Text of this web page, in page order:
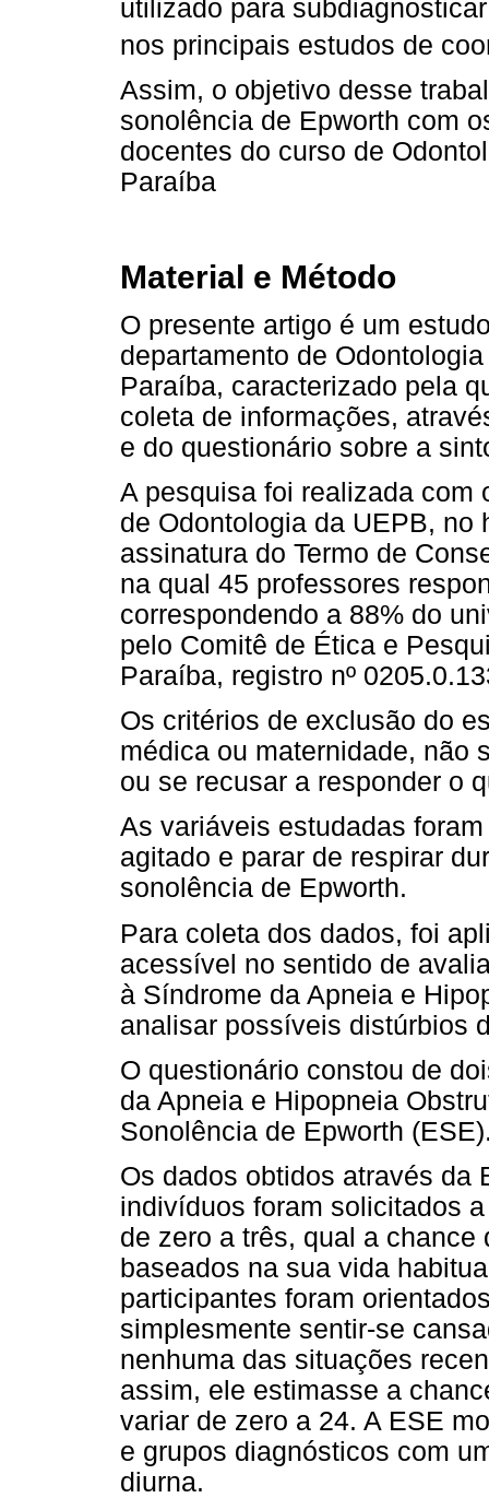
utilizado para
nos principais estudos de
Assim, o objetivo desse
sonolência de Epworth com
docentes do curso de
Paraíba
Material e Método
O presente artigo é um
departamento de
Paraíba, caracterizado pela
coleta de informações,
e do questionário sobre a
A pesquisa foi realizada com
de Odontologia da UEPB, no
assinatura do Termo de
na qual 45 professores
correspondendo a 88% do
pelo Comitê de Ética e
Paraíba, registro nº
Os critérios de exclusão do
médica ou maternidade, não
ou se recusar a responder o
As variáveis estudadas
agitado e parar de respirar
sonolência de Epworth.
Para coleta dos dados, foi
acessível no sentido de
à Síndrome da Apneia e
analisar possíveis distúrbios
O questionário constou de
da Apneia e Hipopneia
Sonolência de Epworth
Os dados obtidos através da
indivíduos foram solicitados
de zero a três, qual a
baseados na sua vida
participantes foram
simplesmente sentir-se
nenhuma das situações
assim, ele estimasse a
variar de zero a 24. A ESE
e grupos diagnósticos com
diurna.